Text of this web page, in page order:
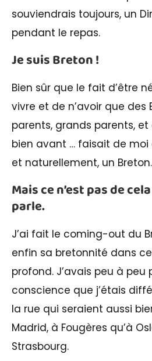
souviendrais toujours, un
pendant le repas.
Je suis Breton !
Bien sûr que le fait d’être
vivre et de n’avoir que des
parents, grands parents,
bien avant … faisait de
et naturellement, un Breton.
Mais ce n’est pas de
parle.
J’ai fait le coming-out du
enfin sa bretonnité dans
profond. J’avais peu à peu
conscience que j’étais
la rue qui seraient aussi
Madrid, à Fougères qu’à
Strasbourg.